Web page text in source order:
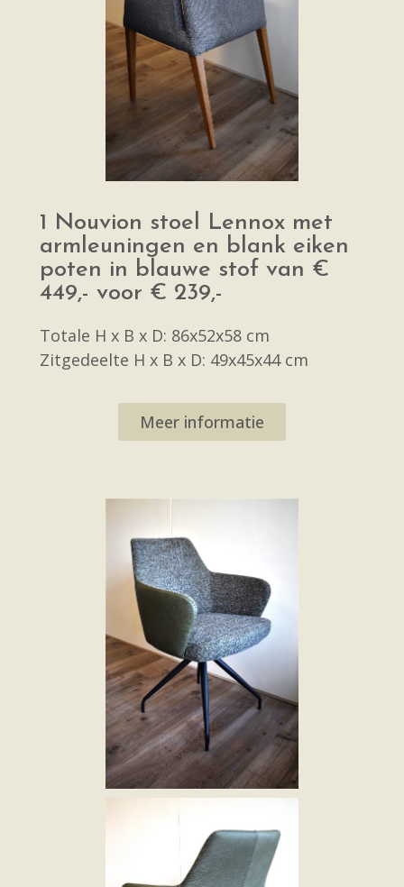
1 Nouvion stoel Lennox met
armleuningen en blank eiken
poten in blauwe stof van €
449,- voor € 239,-
Totale H x B x D: 86x52x58 cm
Zitgedeelte H x B x D: 49x45x44 cm
Meer informatie